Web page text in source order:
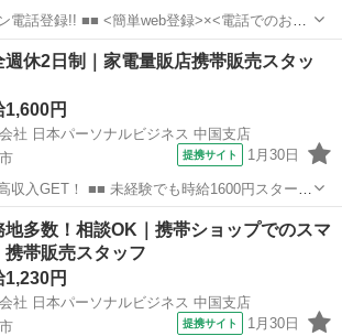
電話登録!! ■■ <簡単web登録>×<電話でのお仕
仕事探しが可能です♪ 基本情報を入力したら
けでOK★ 営業、ラウンダー、事務のお仕事も
店長
週休2日制｜家電量販店携帯販売スタッ
1,600円
社 日本パーソナルビジネス 中国支店
提携サイト 1月30日
収入GET！ ■■ 未経験でも時給1600円スタート
社員登用制度もあるので、ゆくゆくは社員に
来社不要！カンタン電話登
長
地多数！相談OK｜携帯ショップでのスマ
携帯販売スタッフ
1,230円
社 日本パーソナルビジネス 中国支店
提携サイト 1月30日